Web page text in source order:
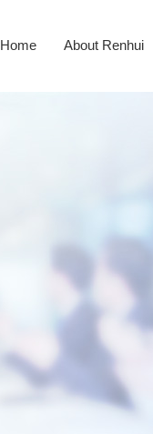
Home About Renhui